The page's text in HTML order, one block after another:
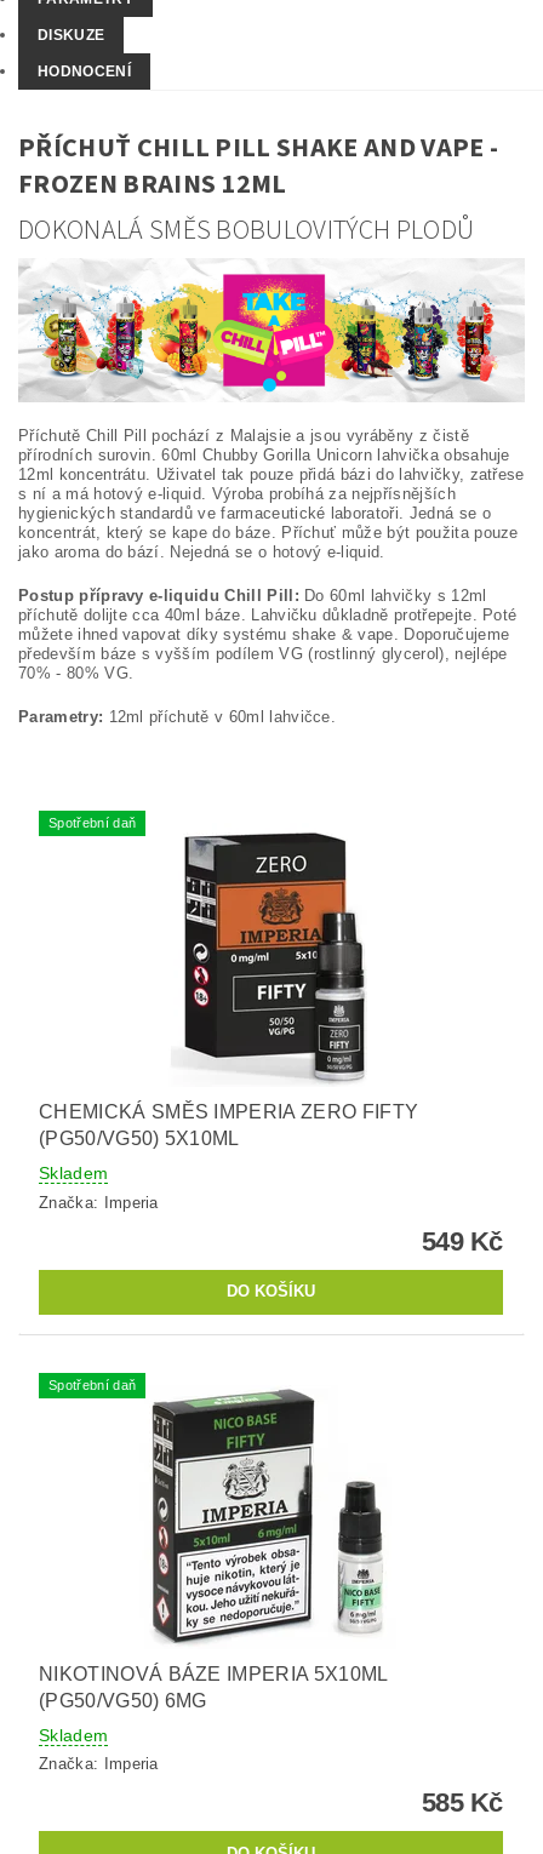
DISKUZE
HODNOCENÍ
PŘÍCHUŤ CHILL PILL SHAKE AND VAPE -
FROZEN BRAINS 12ML
DOKONALÁ SMĚS BOBULOVITÝCH PLODŮ
Příchutě Chill Pill pochází z Malajsie a jsou vyráběny z čistě
přírodních surovin. 60ml Chubby Gorilla Unicorn lahvička obsahuje
12ml koncentrátu. Uživatel tak pouze přidá bázi do lahvičky, zatřese
s ní a má hotový e-liquid. Výroba probíhá za nejpřísnějších
hygienických standardů ve farmaceutické laboratoři. Jedná se o
koncentrát, který se kape do báze. Příchuť může být použita pouze
jako aroma do bází. Nejedná se o hotový e-liquid.
Postup přípravy e-liquidu Chill Pill: Do 60ml lahvičky s 12ml
příchutě dolijte cca 40ml báze. Lahvičku důkladně protřepejte. Poté
můžete ihned vapovat díky systému shake & vape. Doporučujeme
především báze s vyšším podílem VG (rostlinný glycerol), nejlépe
70% - 80% VG.
Parametry: 12ml příchutě v 60ml lahvičce.
Spotřební daň
CHEMICKÁ SMĚS IMPERIA ZERO FIFTY
(PG50/VG50) 5X10ML
Skladem
Značka: Imperia
549 Kč
Spotřební daň
NIKOTINOVÁ BÁZE IMPERIA 5X10ML
(PG50/VG50) 6MG
Skladem
Značka: Imperia
585 Kč